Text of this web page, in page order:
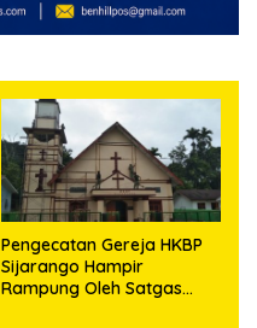
Pengecatan Gereja HKBP
Sijarango Hampir
Rampung Oleh Satgas